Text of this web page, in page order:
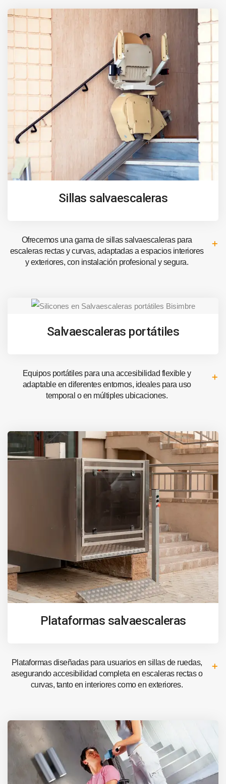
Sillas salvaescaleras
Ofrecemos una gama de sillas salvaescaleras para
escaleras rectas y curvas, adaptadas a espacios interiores
y exteriores, con instalación profesional y segura.
Salvaescaleras portátiles
Equipos portátiles para una accesibilidad flexible y
adaptable en diferentes entornos, ideales para uso
temporal o en múltiples ubicaciones.
Plataformas salvaescaleras
Plataformas diseñadas para usuarios en sillas de ruedas,
asegurando accesibilidad completa en escaleras rectas o
curvas, tanto en interiores como en exteriores.